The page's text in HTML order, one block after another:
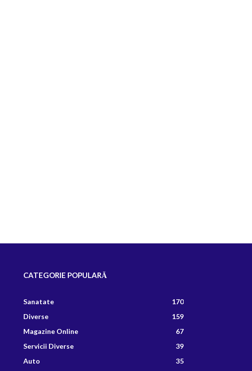
CATEGORIE POPULARĂ
Sanatate
170
Diverse
159
Magazine Online
67
Servicii Diverse
39
Auto
35